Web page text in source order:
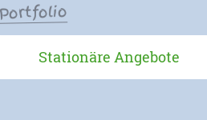
Portfolio
Stationäre Angebote